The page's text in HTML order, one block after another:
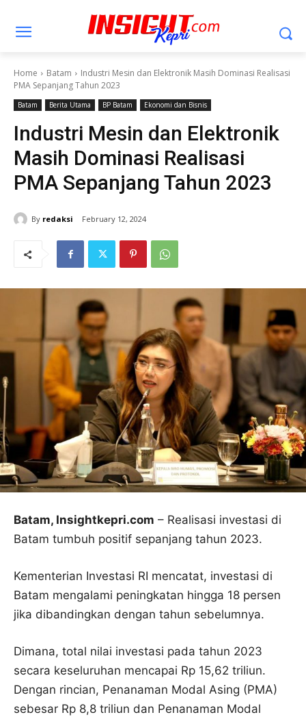
Home Batam
Industri Mesin dan Elektronik Masih Dominasi Realisasi
PMA Sepanjang Tahun 2023
Batam Berita Utama BP Batam Ekonomi dan Bisnis
Industri Mesin dan Elektronik
Masih Dominasi Realisasi
PMA Sepanjang Tahun 2023
By redaksi February 12, 2024
Batam, Insightkepri.com – Realisasi investasi di
Batam tumbuh positif sepanjang tahun 2023.
Kementerian Investasi RI mencatat, investasi di
Batam mengalami peningkatan hingga 18 persen
jika dibandingkan dengan tahun sebelumnya.
Dimana, total nilai investasi pada tahun 2023
secara keseluruhan mencapai Rp 15,62 triliun.
Dengan rincian, Penanaman Modal Asing (PMA)
sebesar Rp 8,8 triliun dan Penanaman Modal